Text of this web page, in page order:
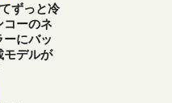
ずっと冷
コーのネ
ーにバッ
モデルが